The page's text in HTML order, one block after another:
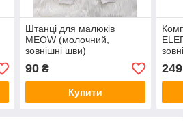
Штанці для малюків
MEOW (молочний,
зовнішні шви)
90₴
Купити
249